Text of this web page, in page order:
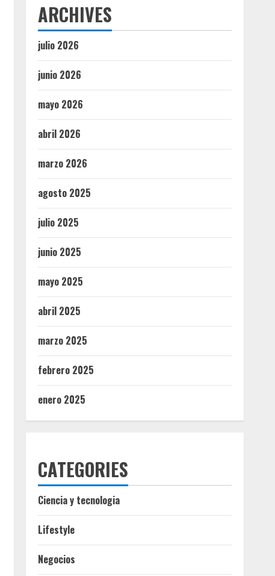
ARCHIVES
julio 2026
junio 2026
mayo 2026
abril 2026
marzo 2026
agosto 2025
julio 2025
junio 2025
mayo 2025
abril 2025
marzo 2025
febrero 2025
enero 2025
CATEGORIES
Ciencia y tecnologia
Lifestyle
Negocios